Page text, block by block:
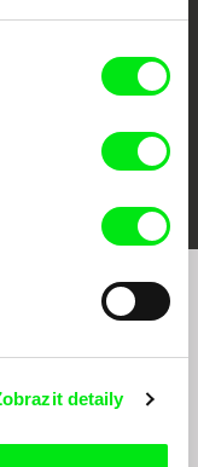
detaily
o našem